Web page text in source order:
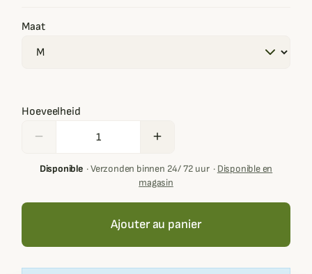
Maat
Hoeveelheid
remove add
Disponible·Verzonden binnen 24/ 72 uur· Disponible en
magasin
Ajouter au panier